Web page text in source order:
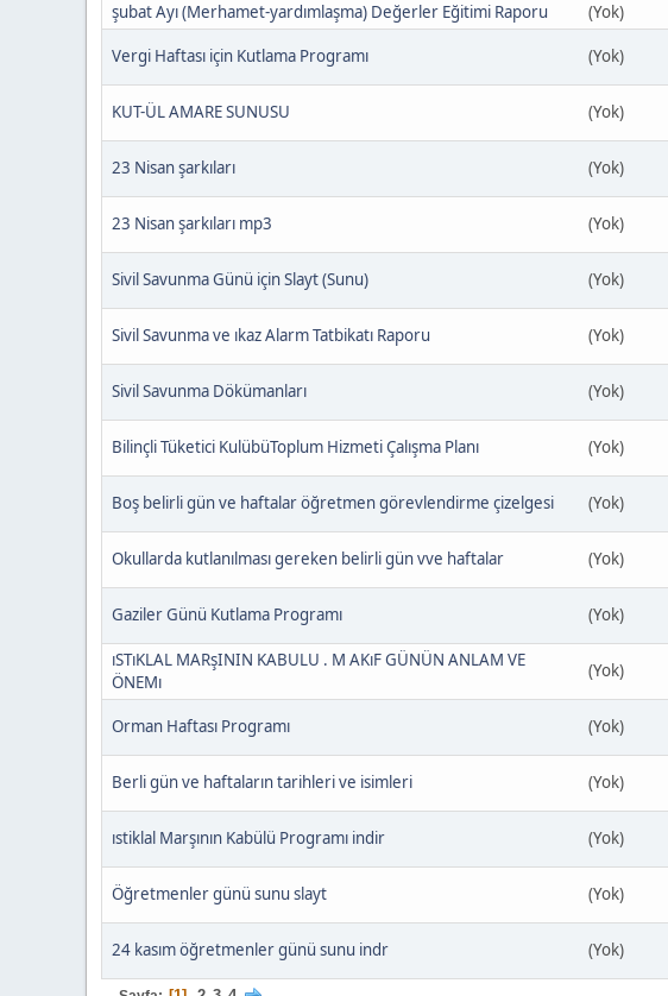
şubat Ayı (Merhamet-yardımlaşma) Değerler Eğitimi Raporu
(Yok)
Vergi Haftası için Kutlama Programı (Yok)
KUT-ÜL AMARE SUNUSU (Yok)
23 Nisan şarkıları (Yok)
23 Nisan şarkıları mp3 (Yok)
Sivil Savunma Günü için Slayt (Sunu) (Yok)
Sivil Savunma ve ıkaz Alarm Tatbikatı Raporu (Yok)
Sivil Savunma Dökümanları (Yok)
Bilinçli Tüketici KulübüToplum Hizmeti Çalışma Planı (Yok)
Boş belirli gün ve haftalar öğretmen görevlendirme çizelgesi (Yok)
Okullarda kutlanılması gereken belirli gün vve haftalar (Yok)
Gaziler Günü Kutlama Programı (Yok)
ıSTıKLAL MARşININ KABULU . M AKıF GÜNÜN ANLAM VE
ÖNEMı
(Yok)
Orman Haftası Programı (Yok)
Berli gün ve haftaların tarihleri ve isimleri (Yok)
ıstiklal Marşının Kabülü Programı indir (Yok)
Öğretmenler günü sunu slayt (Yok)
24 kasım öğretmenler günü sunu indr (Yok)